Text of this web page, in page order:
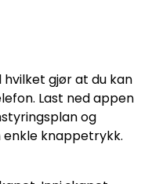
gjør at du kan
Last ned appen
og
knappetrykk.